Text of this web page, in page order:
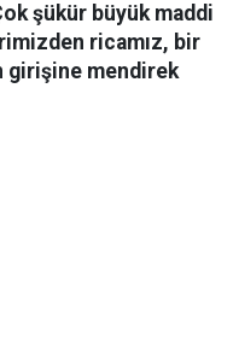
şükür büyük maddi
ricamız, bir
girişine mendirek